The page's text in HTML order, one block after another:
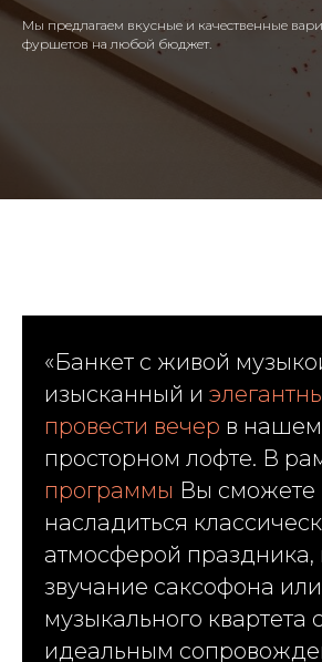
Мы предлагаем вкусные и качественные
фуршетов на любой бюджет.
«Банкет с живой
изысканный и
провести вечер в нашем
просторном лофте. В
программы Вы сможете
насладиться
атмосферой праздника,
звучание саксофона или
музыкального квартета
идеальным